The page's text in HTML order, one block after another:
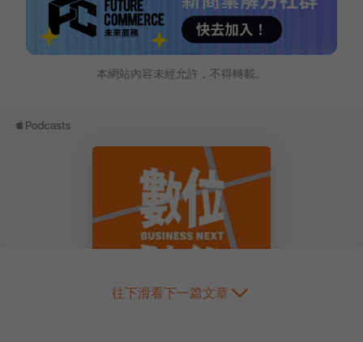
本網站內容未經允許，不得轉載。
往下滑看下一篇文章